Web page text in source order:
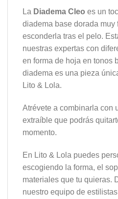
La Diadema Cleo es un
diadema base dorada muy
esconderla tras el pelo.
nuestras expertas con
en forma de hoja en tonos
diadema es una pieza
Lito & Lola.
Atrévete a combinarla con
extraíble que podrás
momento.
En Lito & Lola puedes
escogiendo la forma, el
materiales que tu quieras.
nuestro equipo de